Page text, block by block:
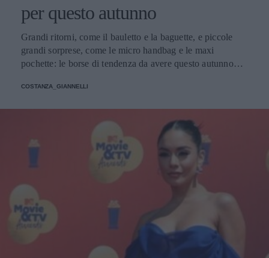
per questo autunno
Grandi ritorni, come il bauletto e la baguette, e piccole
grandi sorprese, come le micro handbag e le maxi
pochette: le borse di tendenza da avere questo autunno
COSTANZA_GIANNELLI